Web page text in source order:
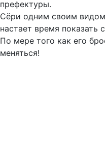
префектуры.
Сёри одним своим видом
настает время
По мере того как его
меняться!